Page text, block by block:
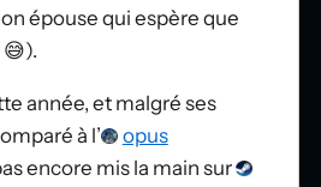
épouse qui espère que
😅).
année, et malgré ses
à l’
opus
encore mis la main sur